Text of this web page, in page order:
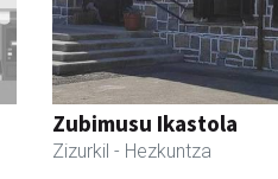
Zubimusu Ikastola
Zizurkil - Hezkuntza